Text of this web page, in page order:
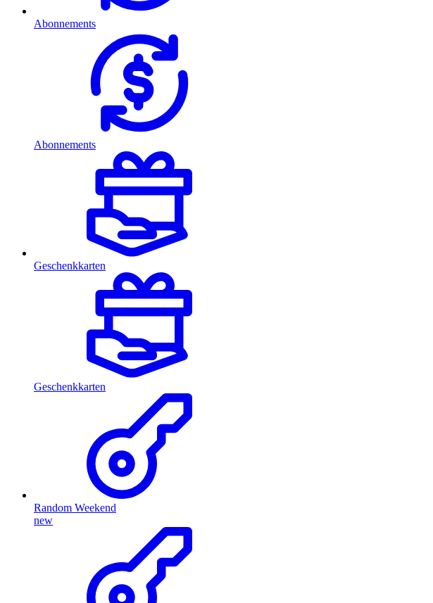
Abonnements
Abonnements
Geschenkkarten
Geschenkkarten
Random Weekend
new